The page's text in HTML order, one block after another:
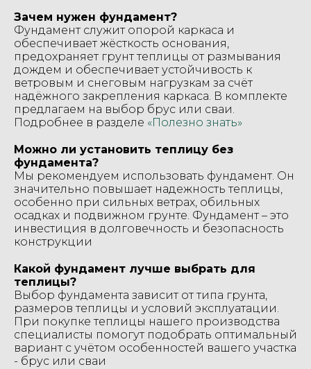
Зачем нужен фундамент?
Фундамент служит опорой каркаса и
обеспечивает жёсткость основания,
предохраняет грунт теплицы от размывания
дождем и обеспечивает устойчивость к
ветровым и снеговым нагрузкам за счёт
надёжного закрепления каркаса. В комплекте
предлагаем на выбор брус или сваи.
Подробнее в разделе «Полезно знать»
Можно ли установить теплицу без
фундамента?
Мы рекомендуем использовать фундамент. Он
значительно повышает надежность теплицы,
особенно при сильных ветрах, обильных
осадках и подвижном грунте. Фундамент – это
инвестиция в долговечность и безопасность
конструкции
Какой фундамент лучше выбрать для
теплицы?
Выбор фундамента зависит от типа грунта,
размеров теплицы и условий эксплуатации.
При покупке теплицы нашего производства
специалисты помогут подобрать оптимальный
вариант с учётом особенностей вашего участка
- брус или сваи